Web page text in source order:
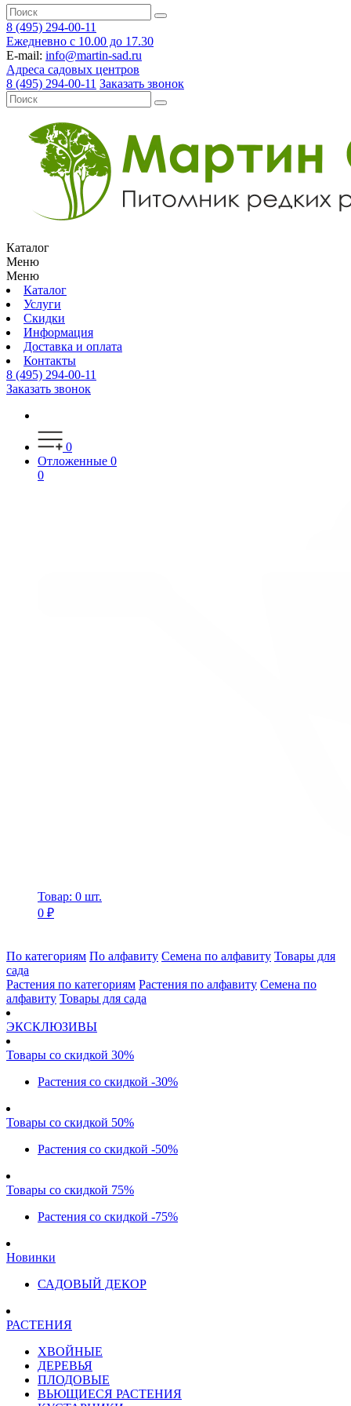
8 (495) 294-00-11
Ежедневно с 10.00 до 17.30
E-mail: info@martin-sad.ru
Адреса садовых центров
8 (495) 294-00-11 Заказать звонок
Каталог
Меню
Меню
Каталог
Услуги
Скидки
Информация
Доставка и оплата
Контакты
8 (495) 294-00-11
Заказать звонок
0
Отложенные 0
0
Товар: 0 шт.
0 ₽
По категориям По алфавиту Семена по алфавиту Товары для
сада
Растения по категориям Растения по алфавиту Семена по
алфавиту Товары для сада
ЭКСКЛЮЗИВЫ
Товары со скидкой 30%
Растения со скидкой -30%
Товары со скидкой 50%
Растения со скидкой -50%
Товары со скидкой 75%
Растения со скидкой -75%
Новинки
САДОВЫЙ ДЕКОР
РАСТЕНИЯ
ХВОЙНЫЕ
ДЕРЕВЬЯ
ПЛОДОВЫЕ
ВЬЮЩИЕСЯ РАСТЕНИЯ